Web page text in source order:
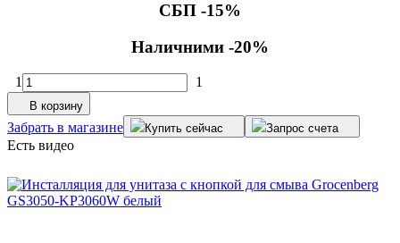
СБП -15%
Наличними -20%
1 1
В корзину
Забрать в магазине Купить сейчас Запрос счета
Есть видео